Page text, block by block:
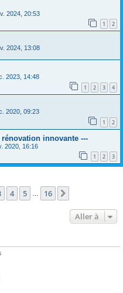
2024, 20:53
1 2
2024, 13:08
2023, 14:48
1 2 3 4
2020, 09:23
1 2
innovante ---
2020, 16:16
1 2 3
16 4 5 16
Aller à